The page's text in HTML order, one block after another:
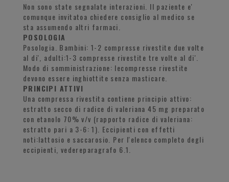
Non sono state segnalate interazioni. Il paziente e'
comunque invitatoa chiedere consiglio al medico se
sta assumendo altri farmaci.
POSOLOGIA
Posologia. Bambini: 1-2 compresse rivestite due volte
al di', adulti:1-3 compresse rivestite tre volte al di'.
Modo di somministrazione: lecompresse rivestite
devono essere inghiottite senza masticare.
PRINCIPI ATTIVI
Una compressa rivestita contiene principio attivo:
estratto secco di radice di valeriana 45 mg preparato
con etanolo 70% v/v (rapporto radice di valeriana:
estratto pari a 3-6: 1). Eccipienti con effetti
noti:lattosio e saccarosio. Per l'elenco completo degli
eccipienti, vedereparagrafo 6.1.